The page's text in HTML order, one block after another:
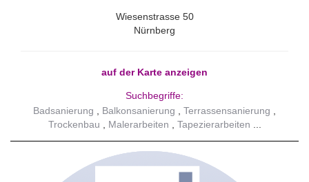
Wiesenstrasse 50
Nürnberg
auf der Karte anzeigen
Suchbegriffe:
Badsanierung
Balkonsanierung
Terrassensanierung
Trockenbau
Malerarbeiten Tapezierarbeiten